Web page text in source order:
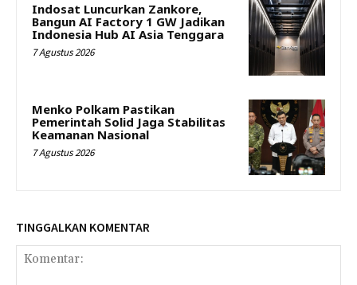
Indosat Luncurkan Zankore,
Bangun AI Factory 1 GW Jadikan
Indonesia Hub AI Asia Tenggara
7 Agustus 2026
Menko Polkam Pastikan
Pemerintah Solid Jaga Stabilitas
Keamanan Nasional
7 Agustus 2026
TINGGALKAN KOMENTAR